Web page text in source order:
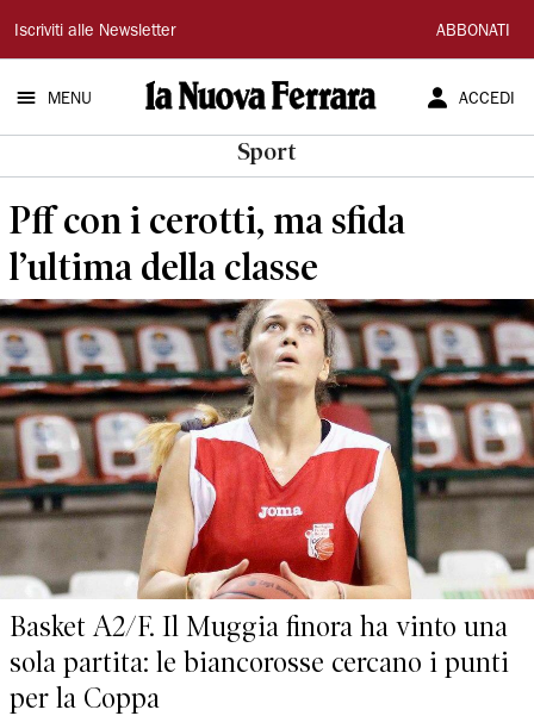
La
Nuova
Ferrara
Iscriviti alle Newsletter ABBONATI
MENU ACCEDI
Sport
Pff con i cerotti, ma sfida
l’ultima della classe
Basket A2/F. Il Muggia finora ha vinto una
sola partita: le biancorosse cercano i punti
per la Coppa